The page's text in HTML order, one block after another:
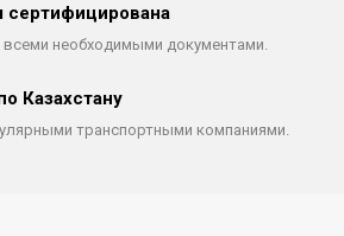
сертифицирована
всеми необходимыми документами.
Казахстану
транспортными компаниями.